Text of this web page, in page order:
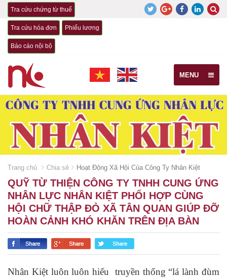
Tra cứu chứng từ thuế
Tra cứu hóa đơn Phiếu lương
Báo cáo nội bộ
MENU
Trang chủ Chia sẻ Hoạt Động Xã Hội Của Công Ty Nhân Kiệt
QUỸ TỪ THIỆN CÔNG TY TNHH CUNG ỨNG
NHÂN LỰC NHÂN KIỆT PHỐI HỢP CÙNG
HỘI CHỮ THẬP ĐỎ XÃ TÂN QUAN GIÚP ĐỠ
HOÀN CẢNH KHÓ KHĂN TRÊN ĐỊA BÀN
Nhân Kiệt luôn luôn hiểu truyền thống “lá lành đùm